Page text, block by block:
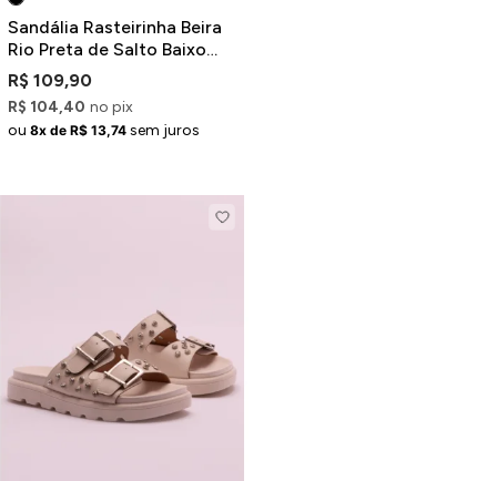
Sandália Rasteirinha Beira
Rio Preta de Salto Baixo
Dourado
R$ 109,90
R$ 104,40 no pix
ou 8x de R$ 13,74 sem juros